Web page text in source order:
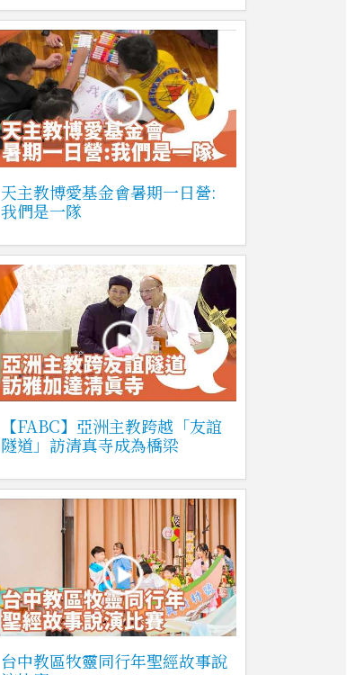
天主教博愛基金會暑期一日營:
我們是一隊
【FABC】亞洲主教跨越「友誼
隧道」訪清真寺成為橋梁
台中教區牧靈同行年聖經故事說